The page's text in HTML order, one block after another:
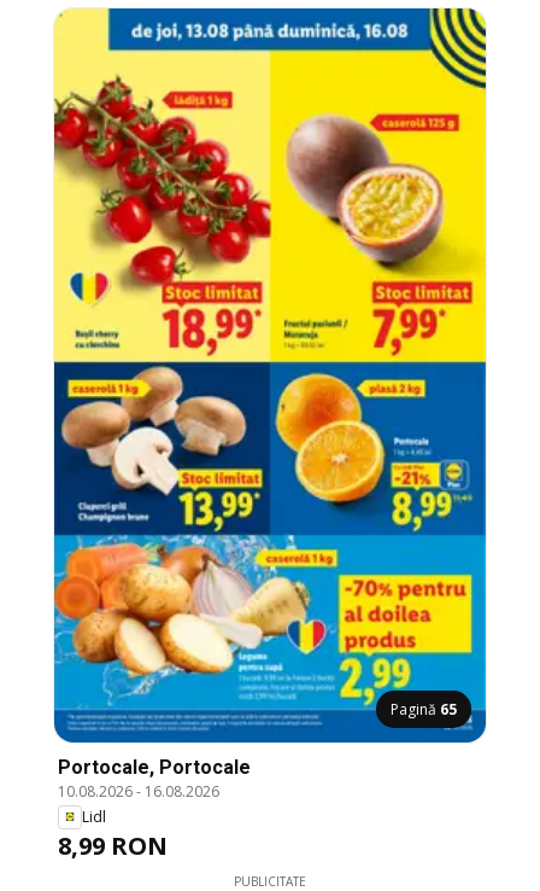
Pagină 65
Portocale, Portocale
10.08.2026- 16.08.2026
Lidl
8,99 RON
PUBLICITATE